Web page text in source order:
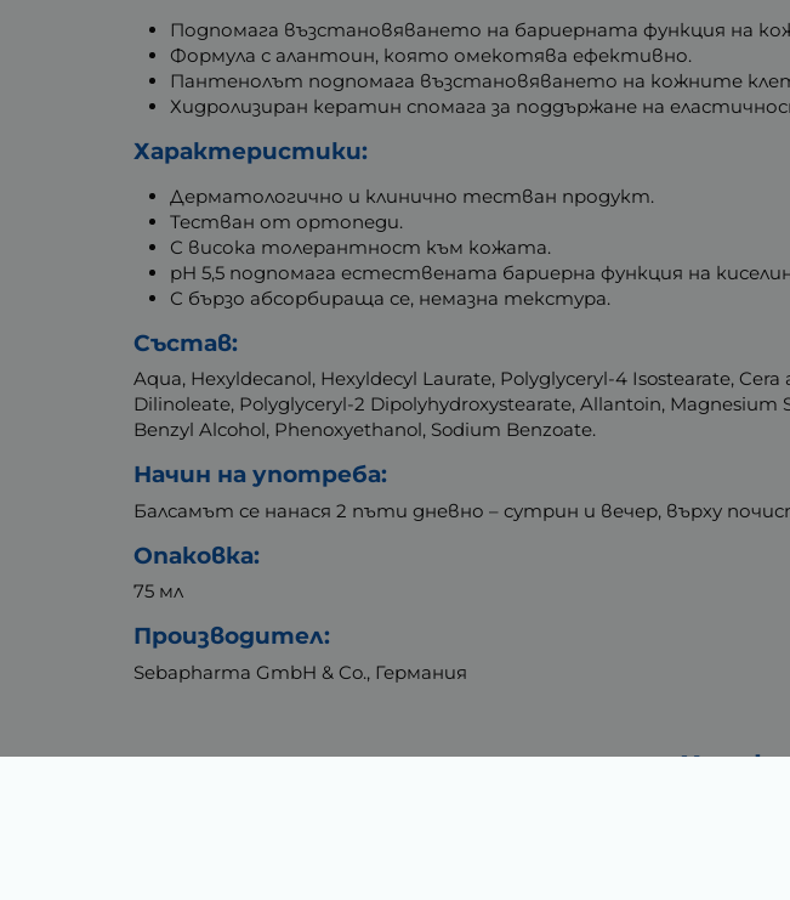
Подпомага възстановяването на бариерната функция на
Формула с алантоин, която омекотява ефективно.
Пантенолът подпомага възстановяването на кожните
Хидролизиран кератин спомага за поддържане на
Характеристики:
Дерматологично и клинично тестван продукт.
Тестван от ортопеди.
С висока толерантност към кожата.
pH 5,5 подпомага естествената бариерна функция на
С бързо абсорбираща се, немазна текстура.
Състав:
Aqua, Hexyldecanol, Hexyldecyl Laurate, Polyglyceryl-4 Isostearate,
Dilinoleate, Polyglyceryl-2 Dipolyhydroxystearate, Allantoin,
Benzyl Alcohol, Phenoxyethanol, Sodium Benzoate.
Начин на употреба:
Балсамът се нанася 2 пъти дневно – сутрин и вечер, върху
Опаковка:
75 мл
Производител:
Sebapharma GmbH & Co., Германия